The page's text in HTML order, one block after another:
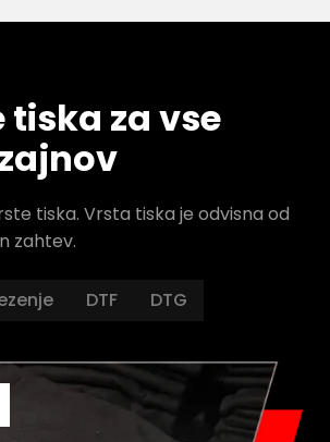
tiska za vse
tiska. Vrsta tiska je odvisna od
zahtev.
DTF DTG